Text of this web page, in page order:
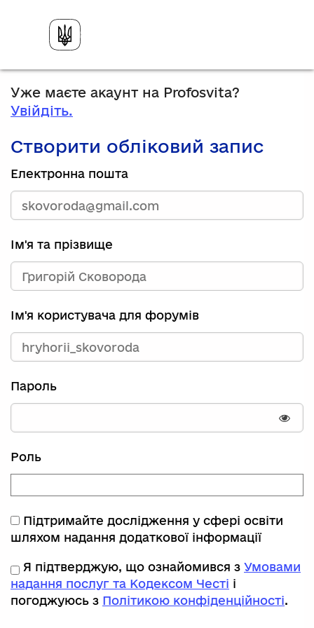
Уже маєте акаунт на Profosvita?
Увійдіть.
Створити обліковий запис
Електронна пошта
Ім'я та прізвище
Ім'я користувача для форумів
Пароль
Роль
Підтримайте дослідження у сфері освіти
шляхом надання додаткової інформації
Я підтверджую, що ознайомився з Умовами
надання послуг та Кодексом Честі і
погоджуюсь з Політикою конфіденційності.